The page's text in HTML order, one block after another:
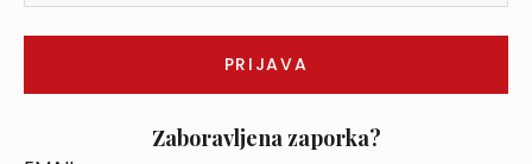
Zaboravljena zaporka?